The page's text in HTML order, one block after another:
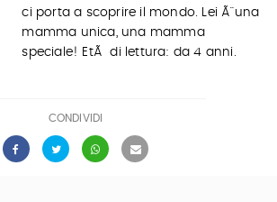
ci porta a scoprire il mondo. Lei Ã¨ una
mamma unica, una mamma
speciale! EtÃ di lettura: da 4 anni.
CONDIVIDI